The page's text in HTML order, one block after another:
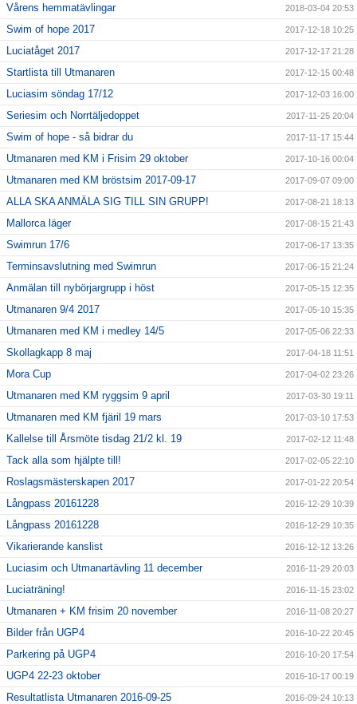
Vårens hemmatävlingar 2018-03-04 20:53
Swim of hope 2017 2017-12-18 10:25
Luciatåget 2017 2017-12-17 21:28
Startlista till Utmanaren 2017-12-15 00:48
Luciasim söndag 17/12 2017-12-03 16:00
Seriesim och Norrtäljedoppet 2017-11-25 20:04
Swim of hope - så bidrar du 2017-11-17 15:44
Utmanaren med KM i Frisim 29 oktober 2017-10-16 00:04
Utmanaren med KM bröstsim 2017-09-17 2017-09-07 09:00
ALLA SKA ANMÄLA SIG TILL SIN GRUPP! 2017-08-21 18:13
Mallorca läger 2017-08-15 21:43
Swimrun 17/6 2017-06-17 13:35
Terminsavslutning med Swimrun 2017-06-15 21:24
Anmälan till nybörjargrupp i höst 2017-05-15 12:35
Utmanaren 9/4 2017 2017-05-10 15:35
Utmanaren med KM i medley 14/5 2017-05-06 22:33
Skollagkapp 8 maj 2017-04-18 11:51
Mora Cup 2017-04-02 23:26
Utmanaren med KM ryggsim 9 april 2017-03-30 19:11
Utmanaren med KM fjäril 19 mars 2017-03-10 17:53
Kallelse till Årsmöte tisdag 21/2 kl. 19 2017-02-12 11:48
Tack alla som hjälpte till! 2017-02-05 22:10
Roslagsmästerskapen 2017 2017-01-22 20:54
Långpass 20161228 2016-12-29 10:39
Långpass 20161228 2016-12-29 10:35
Vikarierande kanslist 2016-12-12 13:26
Luciasim och Utmanartävling 11 december 2016-11-29 20:03
Luciaträning! 2016-11-15 23:02
Utmanaren + KM frisim 20 november 2016-11-08 20:27
Bilder från UGP4 2016-10-22 20:45
Parkering på UGP4 2016-10-20 17:54
UGP4 22-23 oktober 2016-10-17 00:19
Resultatlista Utmanaren 2016-09-25 2016-09-24 10:13